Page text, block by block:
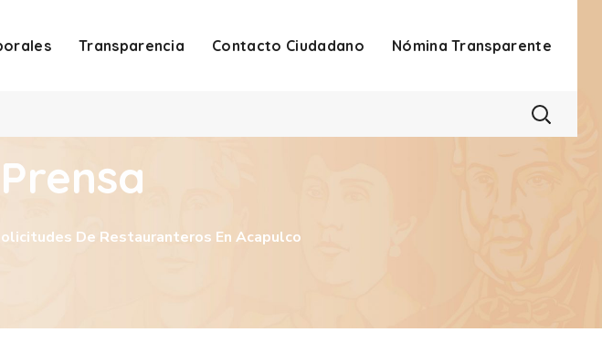
Transparencia Contacto Ciudadano Nómina Transparente
De Restauranteros En Acapulco